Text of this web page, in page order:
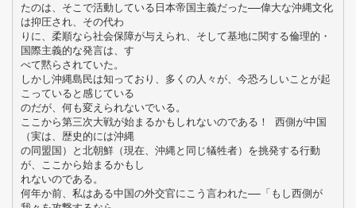
たのは、そこで活動している日本帝国主義だった――偉大な沖縄文化
は抑圧され、その代わ
りに、柔順なら社会保障が与えられ、そして基地に関する倫理的・
国際主義的な発言は、す
べて黙らされていた。
しかし沖縄島民は知っており、多くの人々が、今恐ろしいことが起
こっていると感じている
のだが、何も変えられないでいる。
ここから第三次大戦が始まるかもしれないのである！ 西側が中国
（実は、歴史的には沖縄
の同盟国）と北朝鮮（現在、沖縄と同じ犠牲者）を挑発する行動
が、ここから始まるかもし
れないのである。
何年か前、私はある中国の外交官にこう言われた――「もし西側が